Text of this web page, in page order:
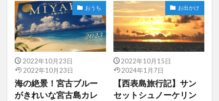
おうち
2022年10月23日
2022年10月23日
海の絶景！宮古ブルー
がきれいな宮古島カレ
お出かけ
2022年10月15日
2024年1月7日
【西表島旅行記】サン
セットシュノーケリン